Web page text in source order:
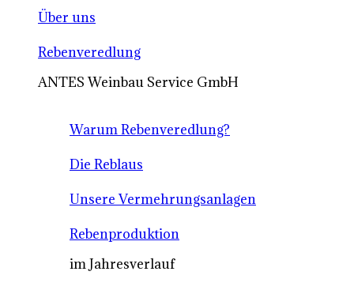
Über uns
Rebenveredlung
ANTES Weinbau Service GmbH
Warum Rebenveredlung?
Die Reblaus
Unsere Vermehrungsanlagen
Rebenproduktion
im Jahresverlauf